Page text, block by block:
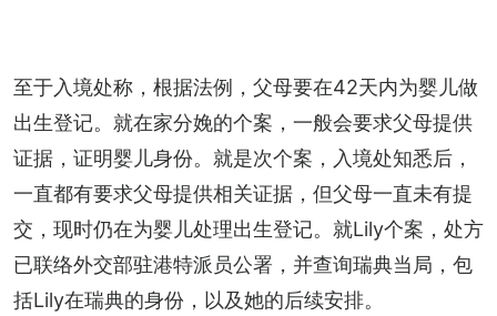
至于入境处称，根据法例，父母要在42天内为婴儿做
出生登记。就在家分娩的个案，一般会要求父母提供
证据，证明婴儿身份。就是次个案，入境处知悉后，
一直都有要求父母提供相关证据，但父母一直未有提
交，现时仍在为婴儿处理出生登记。就Lily个案，处方
已联络外交部驻港特派员公署，并查询瑞典当局，包
括Lily在瑞典的身份，以及她的后续安排。